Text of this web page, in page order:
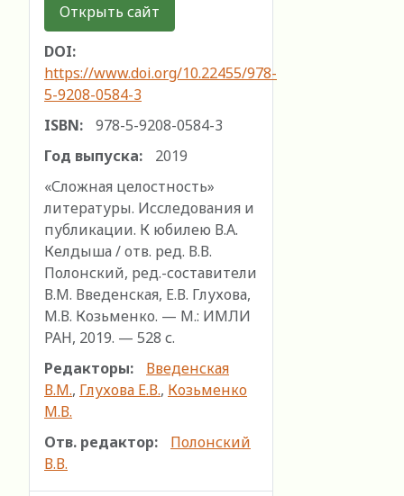
Открыть сайт
DOI:
https://www.doi.org/10.22455/978-
5-9208-0584-3
ISBN:
978-5-9208-0584-3
Год выпуска:
2019
«Сложная целостность»
литературы. Исследования и
публикации. К юбилею В.А.
Келдыша / отв. ред. В.В.
Полонский, ред.-составители
В.М. Введенская, Е.В. Глухова,
М.В. Козьменко. — М.: ИМЛИ
РАН, 2019. — 528 с.
Редакторы:
Введенская
В.М., Глухова Е.В., Козьменко
М.В.
Отв. редактор:
Полонский
В.В.